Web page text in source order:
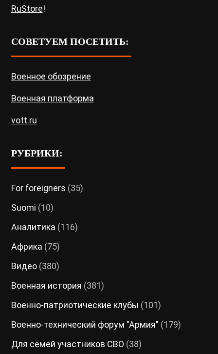
RuStore!
СОВЕТУЕМ ПОСЕТИТЬ:
Военное обозрение
Военная платформа
vott.ru
РУБРИКИ:
For foreigners (35)
Suomi (10)
Аналитика (116)
Африка (75)
Видео(380)
Военная история (381)
Военно-патриотические клубы (101)
Военно-технический форум "Армия" (179)
Для семей участников СВО (38)